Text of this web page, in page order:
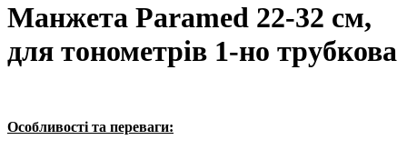
Манжета Paramed 22-32 см,
для тонометрів 1-но трубкова
Особливості та переваги: